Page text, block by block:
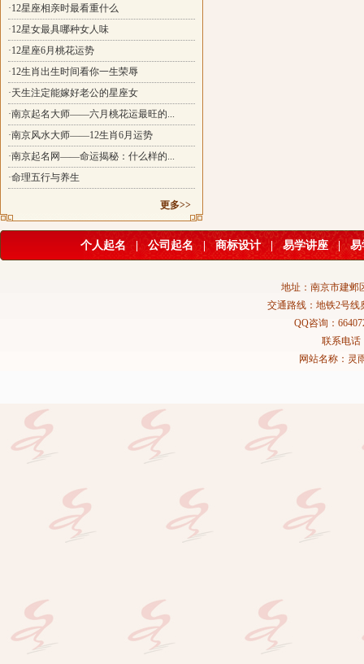
·12星座相亲时最看重什么
·12星女最具哪种女人味
·12星座6月桃花运势
·12生肖出生时间看你一生荣辱
·天生注定能嫁好老公的星座女
·南京起名大师——六月桃花运最旺的...
·南京风水大师——12生肖6月运势
·南京起名网——命运揭秘：什么样的...
·命理五行与养生
更多>>
个人起名 公司起名 | 商标设计 | 易学讲座 | 易
地址：南京市建邺
交通路线：地铁2号线
QQ咨询：
联系电话
网站名称：灵